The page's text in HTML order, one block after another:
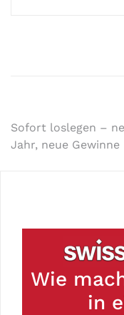
Sofort loslegen –
Jahr, neue Gewinne
Wie
in